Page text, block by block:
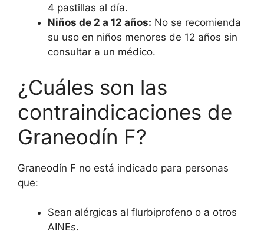
4 pastillas al día.
Niños de 2 a 12 años: No se recomienda
su uso en niños menores de 12 años sin
consultar a un médico.
¿Cuáles son las
contraindicaciones de
Graneodín F?
Graneodín F no está indicado para personas
que:
Sean alérgicas al flurbiprofeno o a otros
AINEs.